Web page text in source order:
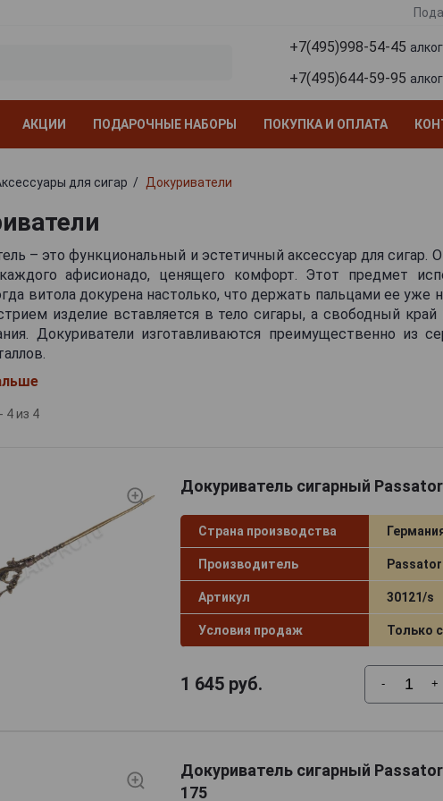
+7(495)998-54-45
+7(495)644-59-95
АКЦИИ ПОДАРОЧНЫЕ НАБОРЫ ПОКУПКА И ОПЛАТА
для сигар Докуриватели
– это функциональный и эстетичный аксессуар для сигар.
афисионадо, ценящего комфорт. Этот предмет
витола докурена настолько, что держать пальцами ее уже
изделие вставляется в тело сигары, а свободный край
Докуриватели изготавливаются преимущественно из
данного атрибута придают им экзотический вид –
черепами, в форме мифических существ или сердца.
аксессуар, который подчеркнет солидное положение
4 из 4
Докуриватель сигарный
Страна производства
Производитель
Артикул 30121/s
Условия продаж Только
1 645руб. - +
Докуриватель сигарный
175